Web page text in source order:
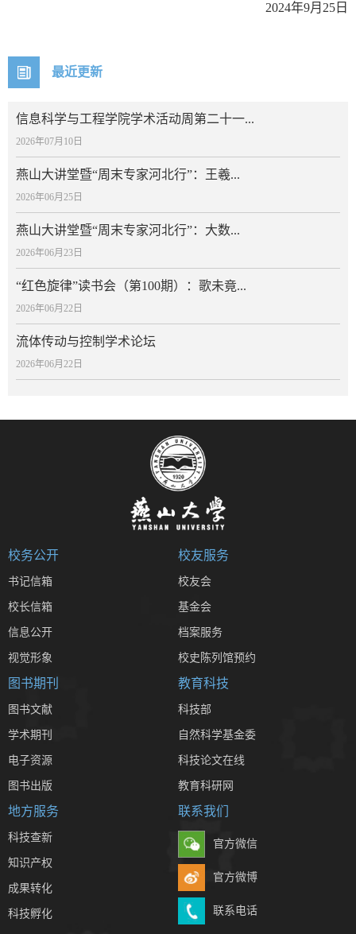
2024年9月25日
最近更新
信息科学与工程学院学术活动周第二十一...
2026年07月10日
燕山大讲堂暨“周末专家河北行”：王羲...
2026年06月25日
燕山大讲堂暨“周末专家河北行”：大数...
2026年06月23日
“红色旋律”读书会（第100期）：歌未竟...
2026年06月22日
流体传动与控制学术论坛
2026年06月22日
校务公开
书记信箱
校长信箱
信息公开
视觉形象
校友服务
校友会
基金会
档案服务
校史陈列馆预约
图书期刊
图书文献
学术期刊
电子资源
图书出版
教育科技
科技部
自然科学基金委
科技论文在线
教育科研网
地方服务
科技查新
知识产权
成果转化
科技孵化
联系我们
官方微信
官方微博
联系电话